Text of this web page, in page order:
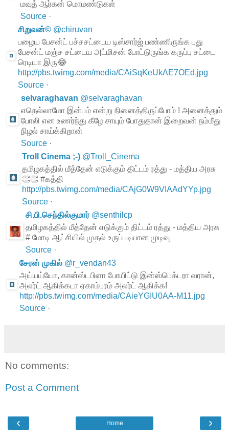
மவுத் ஆர்கன் மொமண்டுகள்
Source ·
சிறுவன்© @chiruvan
பழைய பேசன்ட் பச்சசட்டைய டிஸ்சார்ஜ் பண்ணிருங்க புது
பேசன்ட் மஞ்ச சட்டைய அட்மிசன் போட்டுருங்க கருப்பு சட்டை
ரெடியா இரு😂
http://pbs.twimg.com/media/CAiSqKeUkAE7OEd.jpg
Source ·
selvaraghavan @selvaraghavan
எதெல்லாமோ இன்பம் என்று நினைத்திருப்போம் ! அனைத்தும்
போலி என உணர்ந்து கீழே சாயும் போதுதான் இறைவன் நம்மீது
நிழல் சாய்க்கிறான்
Source ·
Troll Cinema ;-) @Troll_Cinema
தமிழகத்தில் மீத்தேன் எடுக்கும் திட்டம் ரத்து - மத்திய அரசு
👏👏 #கத்தி
http://pbs.twimg.com/media/CAjG0W9VIAAdYYp.jpg
Source ·
சி.பி.செந்தில்குமார் @senthilcp
தமிழகத்தில் மீத்தேன் எடுக்கும் திட்டம் ரத்து - மத்திய அரசு
# மோடி ஆட்சியில் முதல் உருப்படியான முடிவு
Source ·
சேரன் முகில் @r_vendan43
அய்யய்யோ, கான்ஸ்டபிளா போயிட்டு இன்ஸ்பெக்டரா வரான்,
அலர்ட் ஆகிக்கடா ஏகாம்பரம் அலர்ட் ஆகிக்க!
http://pbs.twimg.com/media/CAieYGIU0AA-M11.jpg
Source ·
No comments:
Post a Comment
‹ ›
Home